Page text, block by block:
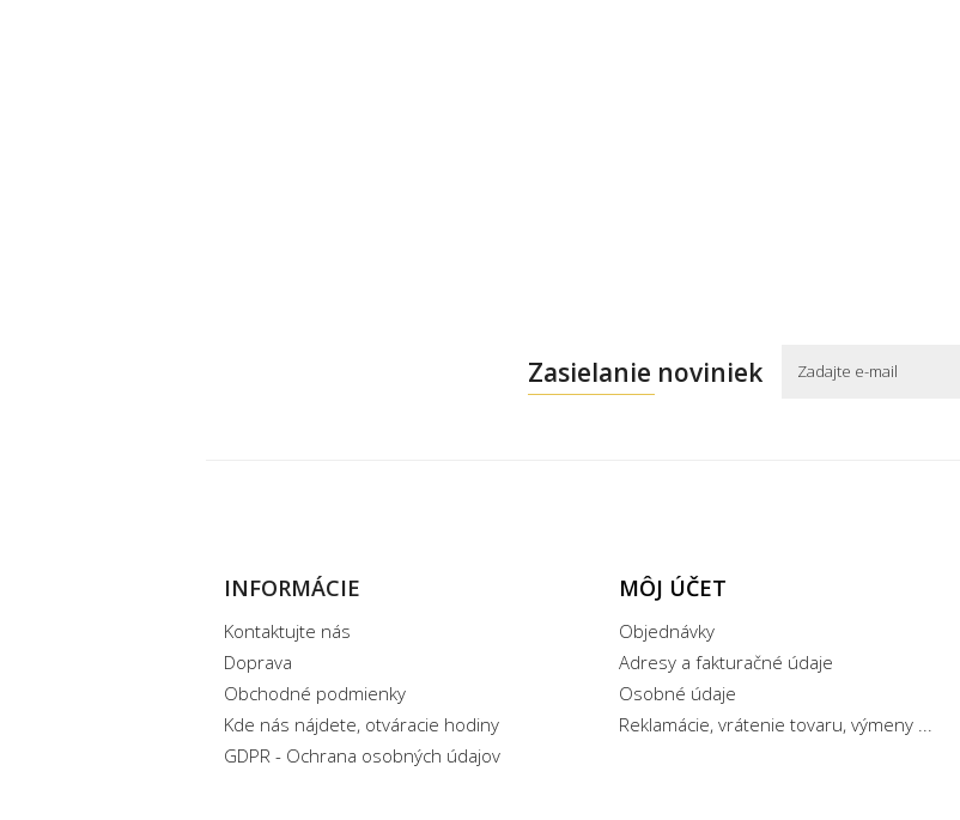
Zasielanie noviniek
INFORMÁCIE
Kontaktujte nás
Doprava
Obchodné podmienky
Kde nás nájdete, otváracie hodiny
GDPR - Ochrana osobných údajov
MÔJ ÚČET
Objednávky
Adresy a fakturačné údaje
Osobné údaje
Reklamácie, vrátenie tovaru, výmeny ...